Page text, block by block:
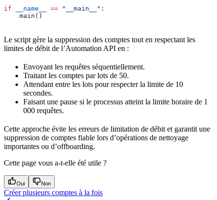
if __name__ == "__main__" :
    main()
Le script gère la suppression des comptes tout en respectant les
limites de débit de l’Automation API en :
Envoyant les requêtes séquentiellement.
Traitant les comptes par lots de 50.
Attendant entre les lots pour respecter la limite de 10
secondes.
Faisant une pause si le processus atteint la limite horaire de 1
000 requêtes.
Cette approche évite les erreurs de limitation de débit et garantit une
suppression de comptes fiable lors d’opérations de nettoyage
importantes ou d’offboarding.
Cette page vous a-t-elle été utile ?
Oui Non
Créer plusieurs comptes à la fois